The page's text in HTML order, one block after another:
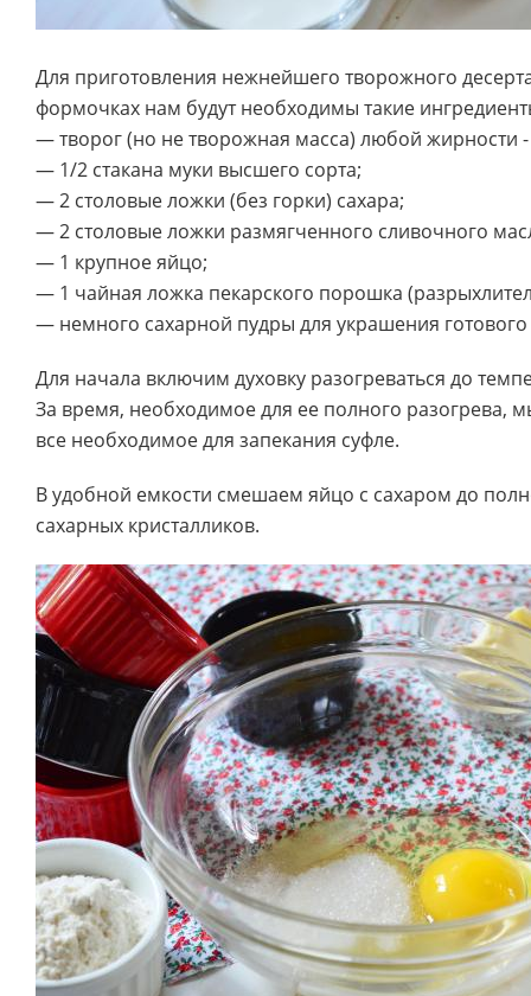
Для приготовления нежнейшего творожного
формочках нам будут необходимы такие
— творог (но не творожная масса) любой жирности -
— 1/2 стакана муки высшего сорта;
— 2 столовые ложки (без горки) сахара;
— 2 столовые ложки размягченного сливочного
— 1 крупное яйцо;
— 1 чайная ложка пекарского порошка
— немного сахарной пудры для украшения готового
Для начала включим духовку разогреваться до
За время, необходимое для ее полного разогрева,
все необходимое для запекания суфле.
В удобной емкости смешаем яйцо с сахаром до
сахарных кристалликов.